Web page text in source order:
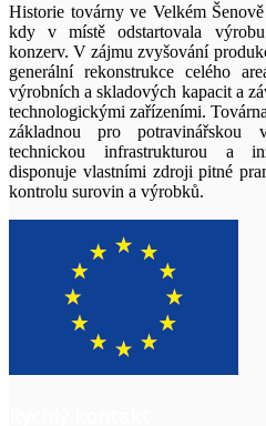
Historie továrny ve Velkém
kdy v místě odstartovala
konzerv. V zájmu zvyšování
generální rekonstrukce celého
výrobních a skladových kapacit a
technologickými zařízeními.
základnou pro potravinářskou
technickou infrastrukturou a
disponuje vlastními zdroji pitné
kontrolu surovin a výrobků.